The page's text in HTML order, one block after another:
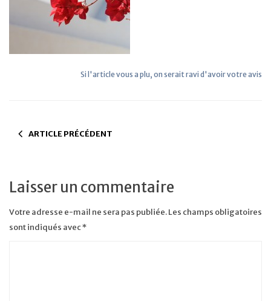
Si l'article vous a plu, on serait ravi d'avoir votre avis
ARTICLE PRÉCÉDENT
Laisser un commentaire
Votre adresse e-mail ne sera pas publiée.Les champs obligatoires
sont indiqués avec*